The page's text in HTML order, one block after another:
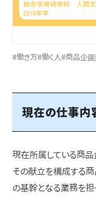
#働き方#働く人#商品企画
現在の仕事内
現在所属している商
その献立を構成する商
の基幹となる業務を担